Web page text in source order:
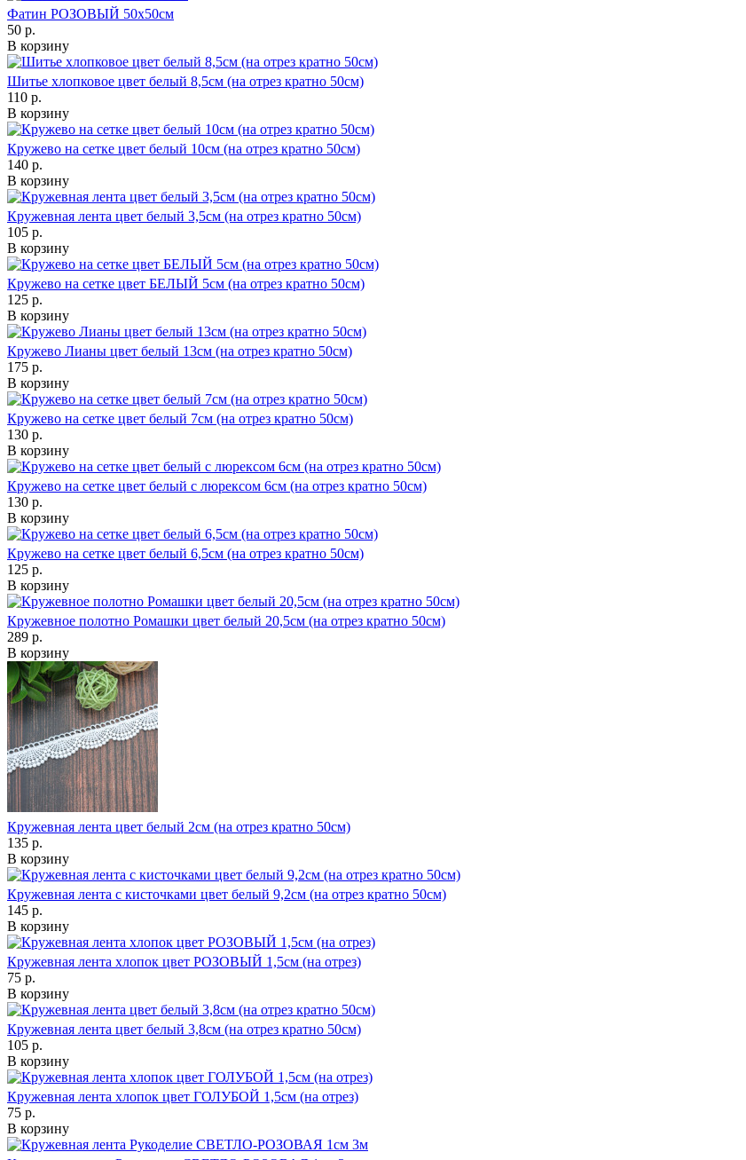
Фатин РОЗОВЫЙ 50х50см
50 р.
В корзину
Шитье хлопковое цвет белый 8,5см (на отрез кратно 50см)
110 р.
В корзину
Кружево на сетке цвет белый 10см (на отрез кратно 50см)
140 р.
В корзину
Кружевная лента цвет белый 3,5см (на отрез кратно 50см)
105 р.
В корзину
Кружево на сетке цвет БЕЛЫЙ 5см (на отрез кратно 50см)
125 р.
В корзину
Кружево Лианы цвет белый 13см (на отрез кратно 50см)
175 р.
В корзину
Кружево на сетке цвет белый 7см (на отрез кратно 50см)
130 р.
В корзину
Кружево на сетке цвет белый с люрексом 6см (на отрез кратно 50см)
130 р.
В корзину
Кружево на сетке цвет белый 6,5см (на отрез кратно 50см)
125 р.
В корзину
Кружевное полотно Ромашки цвет белый 20,5см (на отрез кратно 50см)
289 р.
В корзину
Кружевная лента цвет белый 2см (на отрез кратно 50см)
135 р.
В корзину
Кружевная лента с кисточками цвет белый 9,2см (на отрез кратно 50см)
145 р.
В корзину
Кружевная лента хлопок цвет РОЗОВЫЙ 1,5см (на отрез)
75 р.
В корзину
Кружевная лента цвет белый 3,8см (на отрез кратно 50см)
105 р.
В корзину
Кружевная лента хлопок цвет ГОЛУБОЙ 1,5см (на отрез)
75 р.
В корзину